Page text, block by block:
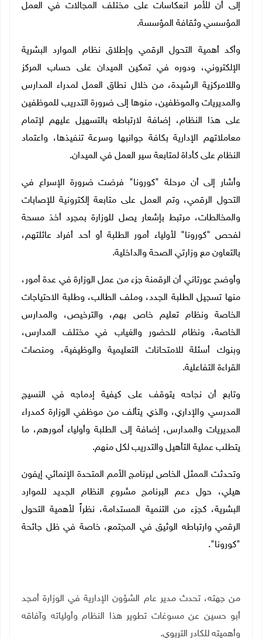
إلى أن للأمر انعكاسات على مختلف المجالات في العمل
المؤسسي وثقافة المؤسسة.
وأكد أهمية التحول الرقمي وإطلاق نظام الموارد البشرية
الإلكتروني، ودوره في تمكين الميدان على حساب المركز
واللامركزية الرشيدة، من خلال نطاق العمل لمدراء المدارس
والمديريات والموظفين، منوها إلى ضرورة التدريب للموظفين
على هذا النظام، إضافة لارتباطه بالتسهيل عليهم لإتمام
معاملاتهم الإدارية بكافة جوانبها وسرعة تنفيذها، واعتماد
النظام على كأداة لمتابعة سير العمل في الميدان.
وأشار إلى أن مرحلة "كورونا" فرضت ضرورة الإسراع في
التحول الرقمي، وتم العمل على متابعة إلكترونية للإصابات
والمخالطات، مرتبط بإشعار يصل للوزارة بمجرد أخذ مسحة
لفحص "كورونا" لأولياء أمور الطلبة أو أحد أفراد عائلتهم،
بالتعاون مع وزارتي الصحة والداخلية.
وأوضح عورتاني أن الرقمنة جزء من عمل الوزارة في عدة أمور،
منها تسجيل الطلبة الجدد، وملف الطالب، وطلبة الاحتياجات
الخاصة ونظام تعليم خاص بهم، والترخيص، والمدارس
الخاصة، ونظام للحضور والغياب في مختلف المدارس،
وبنوك أسئلة للامتحانات التعليمية والوظيفية، ومنصات
القراءة التفاعلية.
وتابع أن نجاحه يتوقف على كيفية إدماجه في النسيج
المدرسي والإداري، والذي يتألف من موظفي الوزارة كمدراء
المديريات والمدارس، إضافة إلى الطلبة وأولياء أمورهم، ما
يتطلب عملية التأهيل والتدريب لكل منهم.
وتحدثت الممثل الخاص لبرنامج الأمم المتحدة الإنمائي إيفون
هيلي، حول دعم البرنامج مشروع النظام الجديد للموارد
البشرية، كجزء من التنمية المستدامة، نظراً لأهمية التحول
الرقمي وارتباطه الوثيق في المجتمع، خاصة في ظل جائحة
"كورونا".
من جهته، تحدث مدير عام الشؤون الإدارية في الوزارة أمجد
أبو حسين عن مسوغات تطوير هذا النظام وأولياته وآفاقه
وأهميته للكادر التربوي.